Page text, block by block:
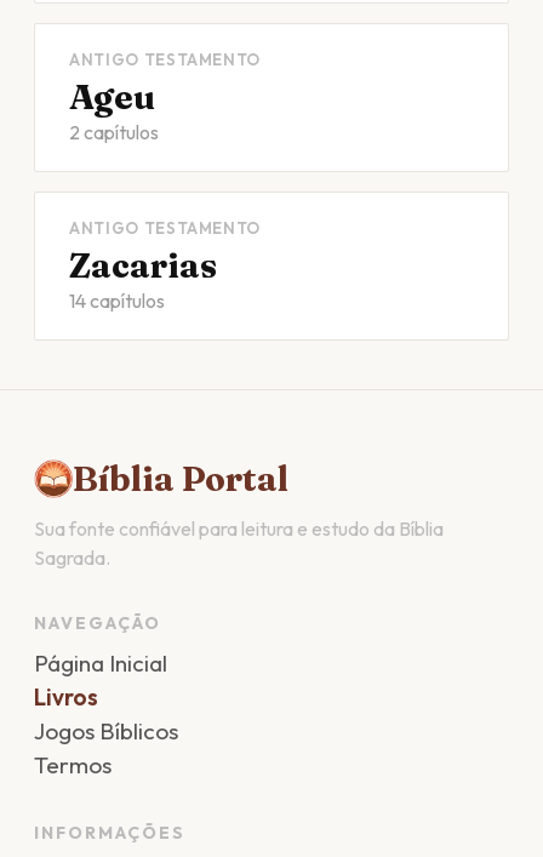
ANTIGO TESTAMENTO
Ageu
2 capítulos
ANTIGO TESTAMENTO
Zacarias
14 capítulos
Bíblia Portal
Sua fonte confiável para leitura e estudo da Bíblia
Sagrada.
NAVEGAÇÃO
Página Inicial
Livros
Jogos Bíblicos
Termos
INFORMAÇÕES